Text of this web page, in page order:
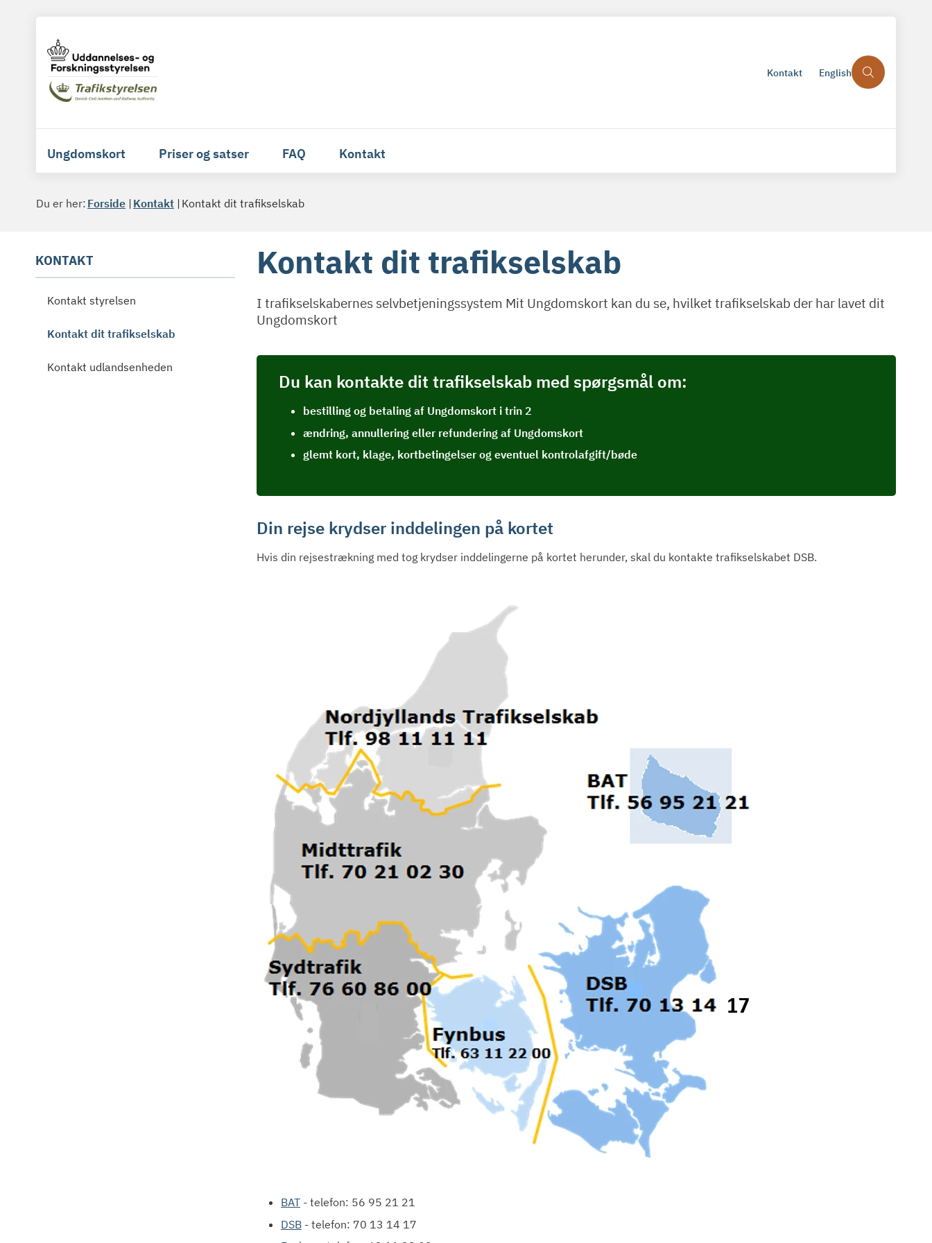
Kontakt English
Ungdomskort Priser og satser FAQ Kontakt
Du er her: Forside Kontakt Kontakt dit trafikselskab
KONTAKT
Kontakt styrelsen
Kontakt dit trafikselskab
Kontakt udlandsenheden
Kontakt dit trafikselskab
I trafikselskabernes selvbetjeningssystem Mit Ungdomskort kan du se, hvilket trafikselskab der har lavet dit
Ungdomskort
Du kan kontakte dit trafikselskab med spørgsmål om:
bestilling og betaling af Ungdomskort i trin 2
ændring, annullering eller refundering af Ungdomskort
glemt kort, klage, kortbetingelser og eventuel kontrolafgift/bøde
Din rejse krydser inddelingen på kortet
Hvis din rejsestrækning med tog krydser inddelingerne på kortet herunder, skal du kontakte trafikselskabet DSB.
BAT - telefon: 56 95 21 21
DSB - telefon: 70 13 14 17